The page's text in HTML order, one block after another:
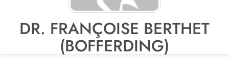
DR. FRANÇOISE BERTHET
(BOFFERDING)